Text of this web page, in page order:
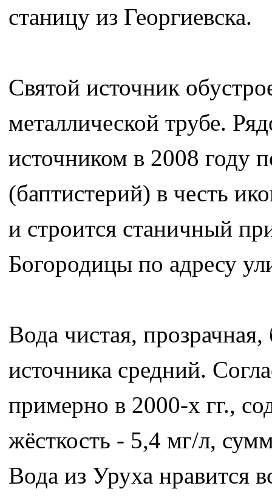
станицу из Георгиевска.
Святой источник
металлической трубе.
источником в 2008 году
(баптистерий) в честь
и строится станичный
Богородицы по адресу
Вода чистая, прозрачная,
источника средний.
примерно в 2000-х гг.,
жёсткость - 5,4 мг/л,
Вода из Уруха нравится